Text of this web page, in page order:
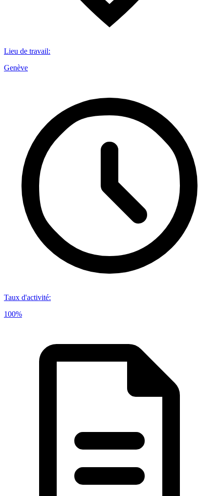
Lieu de travail:
Genève
Taux d'activité:
100%